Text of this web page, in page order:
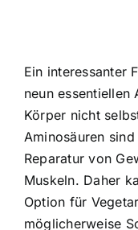
Ein interessanter
neun essentiellen
Körper nicht
Aminosäuren
Reparatur von
Muskeln. Daher
Option für
möglicherweise